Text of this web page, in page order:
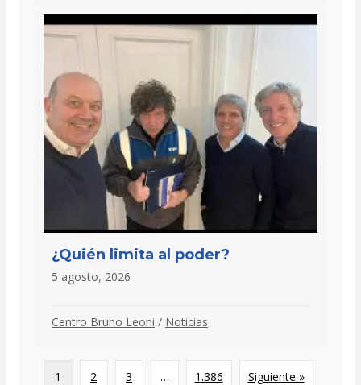
¿Quién limita al poder?
5 agosto, 2026
Centro Bruno Leoni / Noticias
1 2 3 … 1.386 Siguiente »